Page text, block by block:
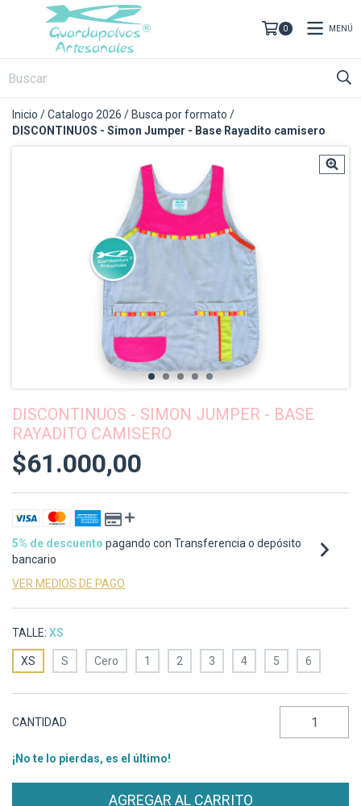
0 MENÚ
Inicio /Catalogo 2026 / Busca por formato /
DISCONTINUOS - Simon Jumper - Base Rayadito camisero
DISCONTINUOS - SIMON JUMPER - BASE
RAYADITO CAMISERO
$61.000,00
5% de descuento pagando con Transferencia o depósito
bancario
VER MEDIOS DE PAGO
TALLE: XS
XS S Cero 1 2 3 4 5 6
CANTIDAD
¡No te lo pierdas, es el último!